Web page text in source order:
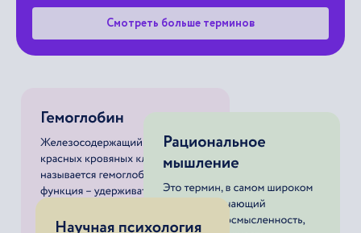
Смотреть больше терминов